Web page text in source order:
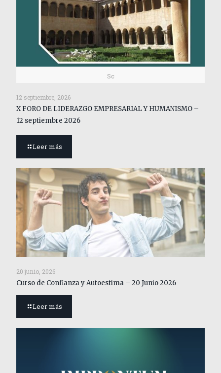
Sc
12 septiembre, 2026
X FORO DE LIDERAZGO EMPRESARIAL Y HUMANISMO –
12 septiembre 2026
Leer más
20 junio, 2026
Curso de Confianza y Autoestima – 20 Junio 2026
Leer más